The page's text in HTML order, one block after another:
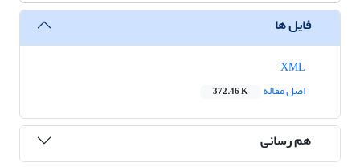
فایل ها
اصل مقاله
372.46 K
هم رسانی